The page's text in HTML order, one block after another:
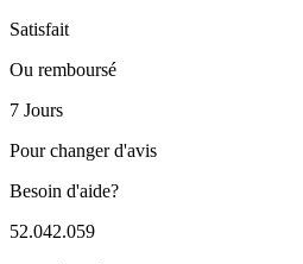
Satisfait
Ou remboursé
7 Jours
Pour changer d'avis
Besoin d'aide?
52.042.059